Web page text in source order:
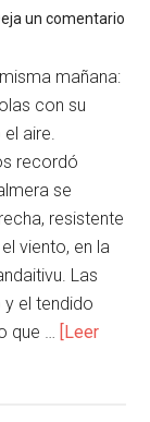
un comentario
mañana:
con su
aire.
recordó
se
resistente
viento, en la
Las
el tendido
que … [Leer